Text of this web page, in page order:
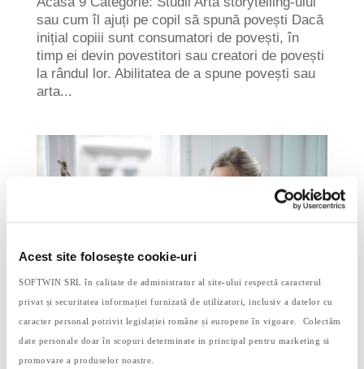
Acest site foloseşte cookie-uri
SOFTWIN SRL în calitate de administrator al site-ului respectă caracterul
privat și securitatea informației furnizată de utilizatori, inclusiv a datelor cu
caracter personal potrivit legislației române și europene în vigoare. Colectăm
date personale doar în scopuri determinate in principal pentru marketing si
promovare a produselor noastre.
sau cum îl ajuți pe copil să spună povești Dacă
inițial copiii sunt consumatori de povești, în
timp ei devin povestitori sau creatori de povești
la rândul lor. Abilitatea de a spune povești sau
arta...
De ce e important pentru copiii să știe să